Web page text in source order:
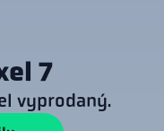
7
vyprodaný.